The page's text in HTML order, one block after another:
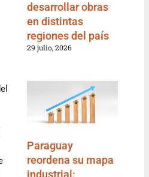
desarrollar obras
en distintas
regiones del país
29 julio, 2026
Paraguay
reordena su mapa
industrial: